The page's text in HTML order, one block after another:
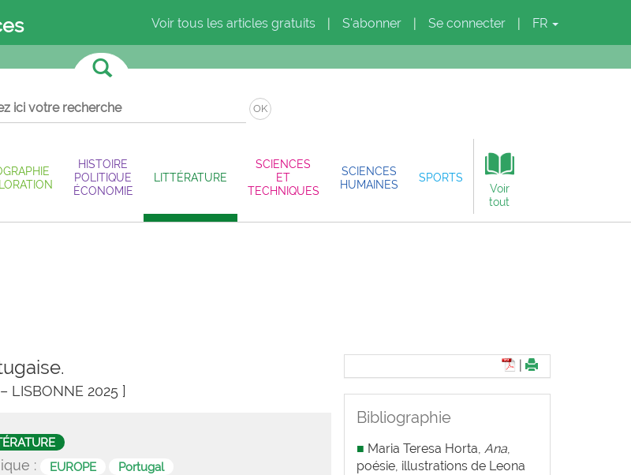
Voir tous les articles gratuits S'abonner Se connecter FR
OK
HISTOIRE
POLITIQUE
ÉCONOMIE
LITTÉRATURE
SCIENCES
ET
TECHNIQUES
SCIENCES
HUMAINES
SPORTS
Voir
tout
LISBONNE 2025 ]
: EUROPE Portugal
Bibliographie
■ Maria Teresa Horta, Ana,
poésie, illustrations de Leona